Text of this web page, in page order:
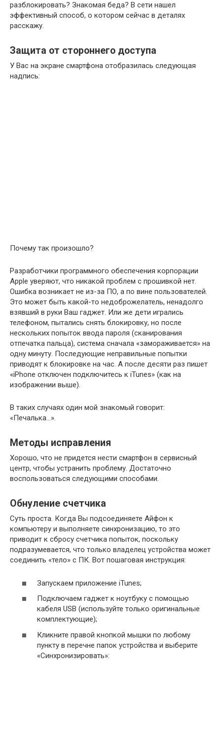
разблокировать? Знакомая беда? В сети нашел
эффективный способ, о котором сейчас в деталях
расскажу.
Защита от стороннего доступа
У Вас на экране смартфона отобразилась следующая
надпись:
Почему так произошло?
Разработчики программного обеспечения корпорации
Apple уверяют, что никакой проблем с прошивкой нет.
Ошибка возникает не из-за ПО, а по вине пользователей.
Это может быть какой-то недоброжелатель, ненадолго
взявший в руки Ваш гаджет. Или же дети игрались
телефоном, пытались снять блокировку, но после
нескольких попыток ввода пароля (сканирования
отпечатка пальца), система сначала «замораживается» на
одну минуту. Последующие неправильные попытки
приводят к блокировке на час. А после десяти раз пишет
«iPhone отключен подключитесь к iTunes» (как на
изображении выше).
В таких случаях один мой знакомый говорит:
«Печалька…».
Методы исправления
Хорошо, что не придется нести смартфон в сервисный
центр, чтобы устранить проблему. Достаточно
воспользоваться следующими способами.
Обнуление счетчика
Суть проста. Когда Вы подсоединяете Айфон к
компьютеру и выполняете синхронизацию, то это
приводит к сбросу счетчика попыток, поскольку
подразумевается, что только владелец устройства может
соединить «тело» с ПК. Вот пошаговая инструкция:
Запускаем приложение iTunes;
Подключаем гаджет к ноутбуку с помощью
кабеля USB (используйте только оригинальные
комплектующие);
Кликните правой кнопкой мышки по любому
пункту в перечне папок устройства и выберите
«Синхронизировать»: